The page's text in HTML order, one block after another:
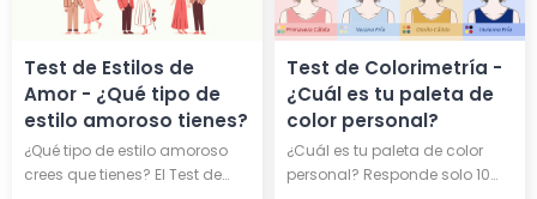
responder 30 preguntas
sencillas. Descubrir tu “otro yo”
—incluso el que no sabías que
existía— puede ayudarte a
entenderte mejor, identificar
fortalezas y debilidades en tus
relaciones y tu entorno laboral.
Ideal para quienes sienten
conectarás con un pedazo de
la historia universitaria que
sigue vigente hoy en día.
Test de Estilos de
Amor - ¿Qué tipo de
estilo amoroso tienes?
¿Qué tipo de estilo amoroso
crees que tienes? El Test de
Test de Colorimetría -
¿Cuál es tu paleta de
color personal?
¿Cuál es tu paleta de color
personal? Responde solo 10